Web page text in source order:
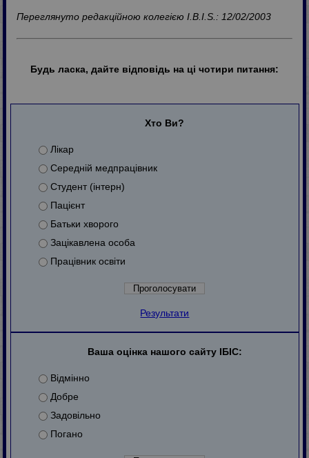
Переглянуто редакційною колегією I.B.I.S.: 12/02/2003
Будь ласка, дайте відповідь на ці чотири питання:
Хто Ви?
Лікар
Середній медпрацівник
Студент (інтерн)
Пацієнт
Батьки хворого
Зацікавлена особа
Працівник освіти
Результати
Ваша оцінка нашого сайту ІБІС:
Відмінно
Добре
Задовільно
Погано